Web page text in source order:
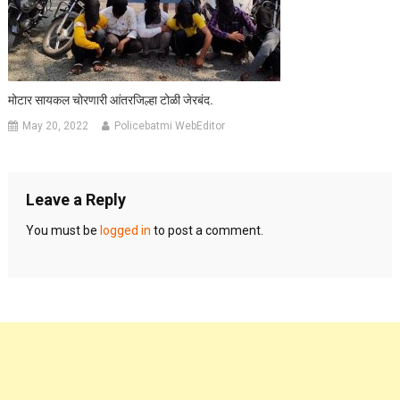
मोटार सायकल चोरणारी आंतरजिल्हा टोळी जेरबंद.
May 20, 2022 Policebatmi WebEditor
Leave a Reply
You must be logged in to post a comment.